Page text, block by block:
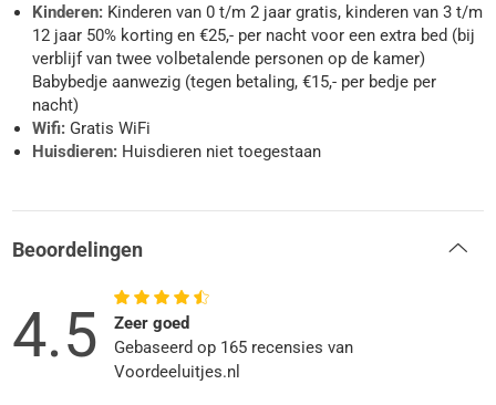
Kinderen: Kinderen van 0 t/m 2 jaar gratis, kinderen van 3 t/m
12 jaar 50% korting en €25,- per nacht voor een extra bed (bij
verblijf van twee volbetalende personen op de kamer)
Babybedje aanwezig (tegen betaling, €15,- per bedje per
nacht)
Wifi: Gratis WiFi
Huisdieren: Huisdieren niet toegestaan
Beoordelingen
4.5
Zeer goed
Gebaseerd op 165 recensies van
Voordeeluitjes.nl